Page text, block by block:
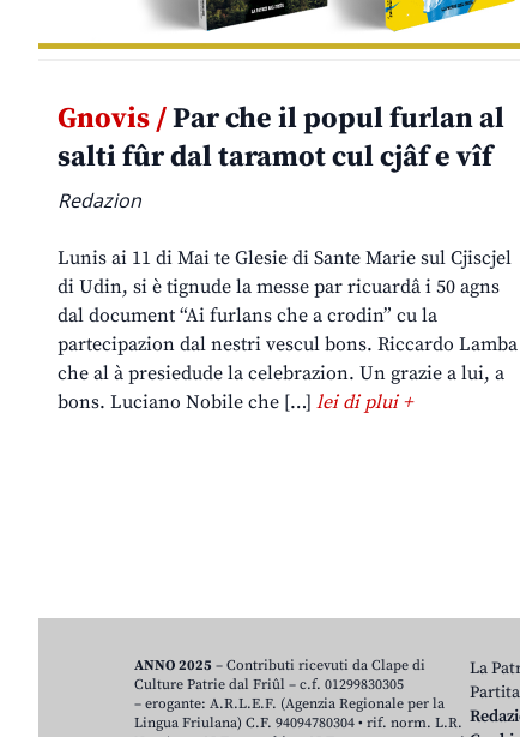
Gnovis /Par che il popul furlan al
salti fûr dal taramot cul cjâf e vîf
Redazion
Lunis ai 11 di Mai te Glesie di Sante Marie sul Cjiscjel
di Udin, si è tignude la messe par ricuardâ i 50 agns
dal document “Ai furlans che a crodin” cu la
partecipazion dal nestri vescul bons. Riccardo Lamba
che al à presiedude la celebrazion. Un grazie a lui, a
bons. Luciano Nobile che […] lei di plui +
La
Partita
ANNO 2025 – Contributi ricevuti da Clape di
Culture Patrie dal Friûl – c.f. 01299830305
– erogante: A.R.L.E.F. (Agenzia Regionale per la
Lingua Friulana) C.F. 94094780304 • rif. norm. L.R.